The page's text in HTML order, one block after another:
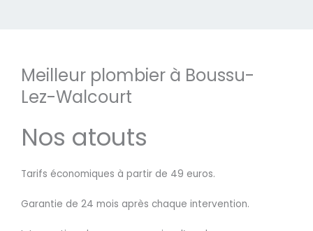
Meilleur plombier à Boussu-
Lez-Walcourt
Nos atouts
Tarifs économiques à partir de 49 euros.
Garantie de 24 mois après chaque intervention.